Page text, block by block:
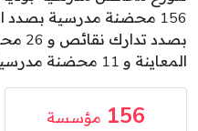
المعاينة و 11 محضنة مدرسية صدر بشأنها اقتراح غلق .
156 مؤسسة